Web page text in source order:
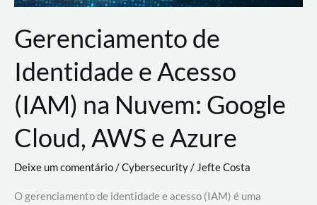
Gerenciamento de
Identidade e Acesso
(IAM) na Nuvem: Google
Cloud, AWS e Azure
Deixe um comentário/Cybersecurity/ Jefte Costa
O gerenciamento de identidade e acesso (IAM) é uma